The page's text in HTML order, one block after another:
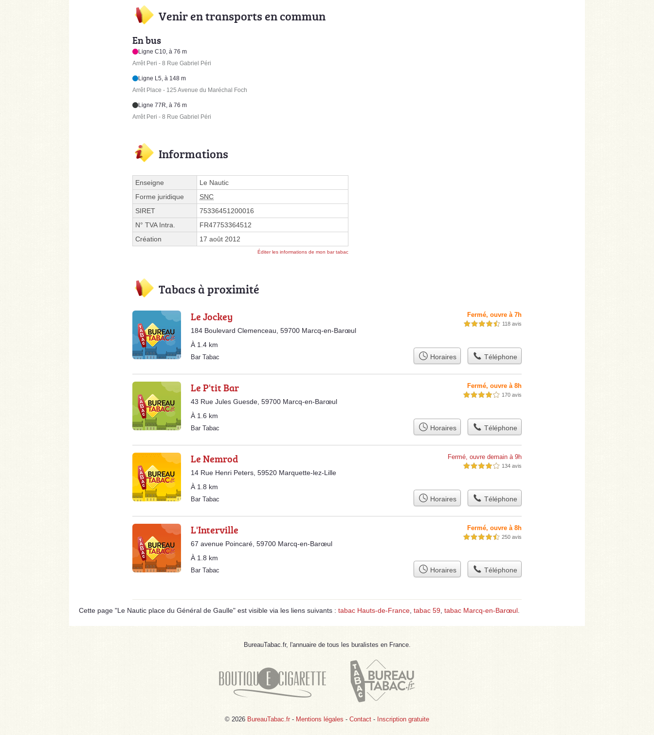
Venir en transports en commun
En bus
Ligne C10, à 76 m
Arrêt Peri - 8 Rue Gabriel Péri
Ligne L5, à 148 m
Arrêt Place - 125 Avenue du Maréchal Foch
Ligne 77R, à 76 m
Arrêt Peri - 8 Rue Gabriel Péri
Informations
Enseigne
Le Nautic
Forme juridique
SNC
SIRET
75336451200016
N° TVA Intra.
FR47753364512
Création
17 août 2012
Éditer les informations de mon bar tabac
Tabacs à proximité
Le Jockey
184 Boulevard Clemenceau, 59700 Marcq-en-Barœul
À 1.4 km
Fermé, ouvre à 7h
4,5 étoiles sur 5 118 avis
Bar Tabac Horaires Téléphone
Le P'tit Bar
43 Rue Jules Guesde, 59700 Marcq-en-Barœul
À 1.6 km
Fermé, ouvre à 8h
4,0 étoiles sur 5 170 avis
Bar Tabac Horaires Téléphone
Le Nemrod
14 Rue Henri Peters, 59520 Marquette-lez-Lille
À 1.8 km
Fermé, ouvre demain à 9h
4,0 étoiles sur 5 134 avis
Bar Tabac Horaires Téléphone
L'Interville
67 avenue Poincaré, 59700 Marcq-en-Barœul
À 1.8 km
Fermé, ouvre à 8h
4,5 étoiles sur 5 250 avis
Bar Tabac Horaires Téléphone
Cette page "Le Nautic place du Général de Gaulle" est visible via les liens suivants : tabac Hauts-de-France tabac 59 tabac Marcq-en-Barœul
BureauTabac.fr, l'annuaire de tous les buralistes en France.
© 2026 BureauTabac.fr - Mentions légales - Contact - Inscription gratuite